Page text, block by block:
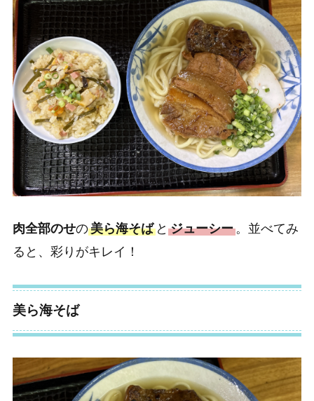
肉全部のせの美ら海そばと ジューシー。並べてみ
ると、彩りがキレイ！
美ら海そば